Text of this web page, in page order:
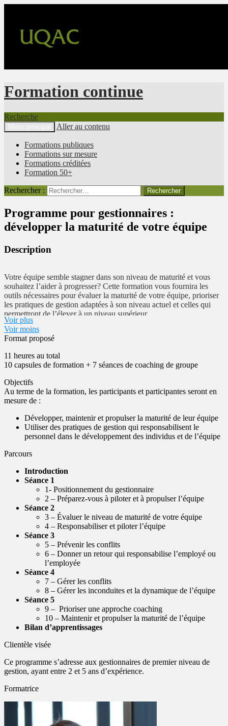
Formation continue
Recherche
Menu principal Aller au contenu
Formations publiques
Formations sur mesure
Formations créditées
Formation 50+
Rechercher :
Programme pour gestionnaires :
développer la maturité de votre équipe
Description
Votre équipe semble stagner dans son niveau de maturité et vous
souhaitez l’aider à progresser? Cette formation vous fournira les
outils nécessaires pour évaluer la maturité de votre équipe, prioriser
les pratiques de gestion adaptées à son niveau actuel et celles qui
permettront de l’élever à un niveau supérieur.
Le programme est principalement orienté vers le développement de
votre leadership et la création de relations de confiance durables
de votre équipe et atteindre de nouveaux sommets de performance et
de collaboration.
Voir plus
Voir moins
Format proposé
11 heures au total
10 capsules de formation + 7 séances de coaching de groupe
Objectifs
Au terme de la formation, les participants et participantes seront en
mesure de :
Développer, maintenir et propulser la maturité de leur équipe
Utiliser des pratiques de gestion qui responsabilisent le
personnel dans le développement des individus et de l’équipe
Parcours
Introduction
Séance 1
1- Positionnement du gestionnaire
2 – Préparez-vous à piloter et à propulser l’équipe
Séance 2
3 – Évaluer le niveau de maturité de votre équipe
4 – Responsabiliser et piloter l’équipe
Séance 3
5 – Prévenir les conflits
6 – Donner un retour qui responsabilise l’employé ou
l’employée
Séance 4
7 – Gérer les conflits
8 – Gérer les inconduites et la dynamique de l’équipe
Séance 5
9 – Prioriser une approche coaching
10 – Maintenir et propulser la maturité de l’équipe
Bilan d’apprentissages
Clientèle visée
Ce programme s’adresse aux gestionnaires de premier niveau de
gestion, ayant entre 2 et 5 ans d’expérience.
Formatrice